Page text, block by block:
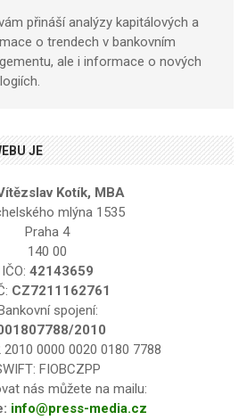
přináší analýzy kapitálových a
o trendech v bankovním
ale i informace o nových
JE
Kotík, MBA
mlýna 1535
Praha 4
140 00
IČO: 42143659
CZ7211162761
Bankovní spojení:
2010
2010 0000 0020 0180 7788
FIOBCZPP
nás můžete na mailu:
info@press-media.cz